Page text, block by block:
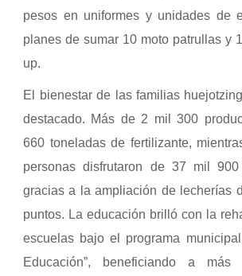
pesos en uniformes y unidades de
planes de sumar 10 moto patrullas y
up.
El bienestar de las familias
destacado. Más de 2 mil 300
660 toneladas de fertilizante,
personas disfrutaron de 37 mil
gracias a la ampliación de lecherías
puntos. La educación brilló con la
escuelas bajo el programa
Educación”, beneficiando a